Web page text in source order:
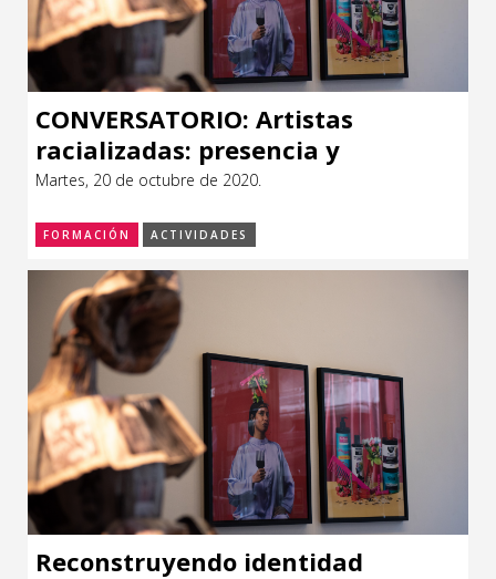
CONVERSATORIO: Artistas
racializadas: presencia y
visibilidad
Martes, 20 de octubre de 2020.
FORMACIÓN ACTIVIDADES
Reconstruyendo identidad